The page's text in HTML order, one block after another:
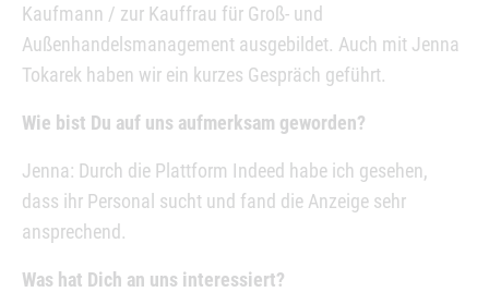
Kaufmann / zur Kauffrau für Groß- und
Außenhandelsmanagement ausgebildet. Auch mit Jenna
Tokarek haben wir ein kurzes Gespräch geführt.
Wie bist Du auf uns aufmerksam geworden?
Jenna: Durch die Plattform Indeed habe ich gesehen,
dass ihr Personal sucht und fand die Anzeige sehr
ansprechend.
Was hat Dich an uns interessiert?